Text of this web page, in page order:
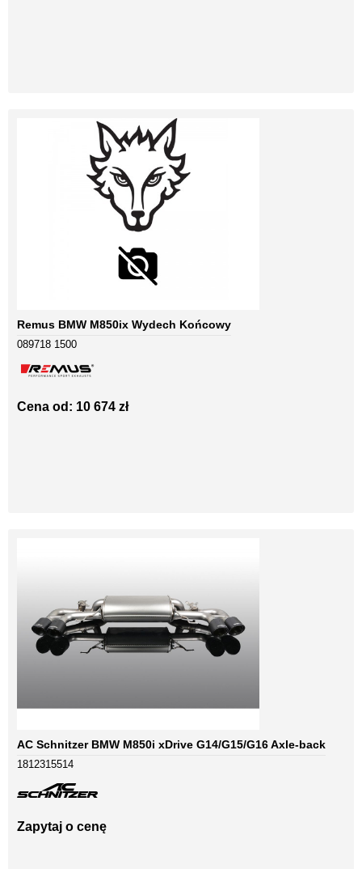
Remus BMW M850ix Wydech Końcowy
089718 1500
Cena od: 10 674 zł
AC Schnitzer BMW M850i xDrive G14/G15/G16 Axle-back
1812315514
Zapytaj o cenę